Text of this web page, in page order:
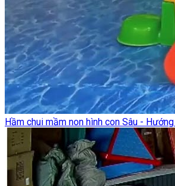
Hầm chui mầm non hình con Sâu -